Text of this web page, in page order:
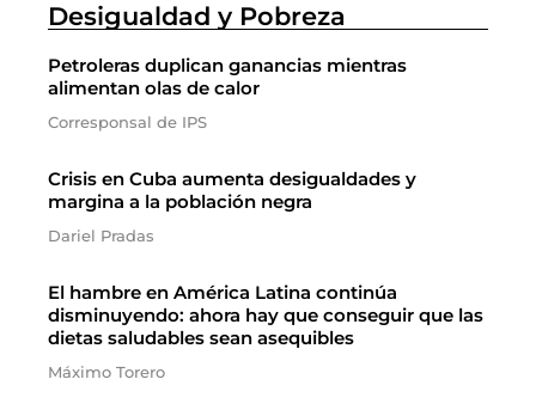
Desigualdad y Pobreza
Petroleras duplican ganancias mientras
alimentan olas de calor
Corresponsal de IPS
Crisis en Cuba aumenta desigualdades y
margina a la población negra
Dariel Pradas
El hambre en América Latina continúa
disminuyendo: ahora hay que conseguir que las
dietas saludables sean asequibles
Máximo Torero